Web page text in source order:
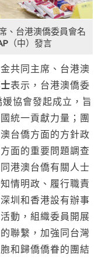
、台港澳僑委員會名
（中）發言
共同主席、台港澳
表示，台港澳僑委
協會發起成立，旨
統一貢獻力量；團
台僑方面的方針政
面的重要問題調查
港澳台僑有關人士
情明政、履行職責
圳和香港設有辦事
動，組織委員開展
聯繫，加強同台灣
和歸僑僑眷的團結